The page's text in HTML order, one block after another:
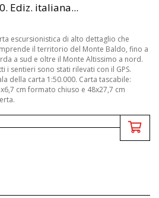
Ediz. italiana...
escursionistica di alto dettaglio che
il territorio del Monte Baldo, fino a
a sud e oltre il Monte Altissimo a nord.
i sentieri sono stati rilevati con il GPS.
della carta 1:50.000. Carta tascabile:
cm formato chiuso e 48x27,7 cm